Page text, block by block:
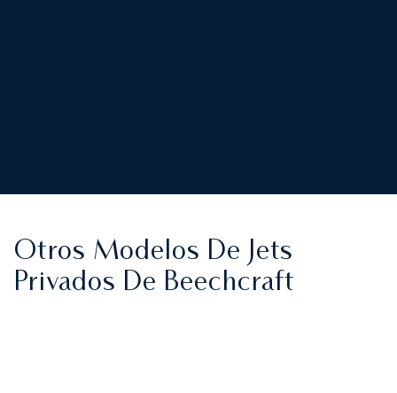
Otros Modelos De Jets
Privados De Beechcraft